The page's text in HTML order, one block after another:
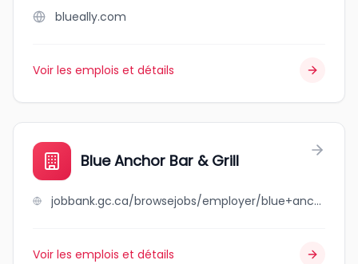
blueally.com
Voir les emplois et détails
Blue Anchor Bar & Grill
jobbank.gc.ca/browsejobs/employer/blue+anchor+bar+%26+grill/ca
Voir les emplois et détails